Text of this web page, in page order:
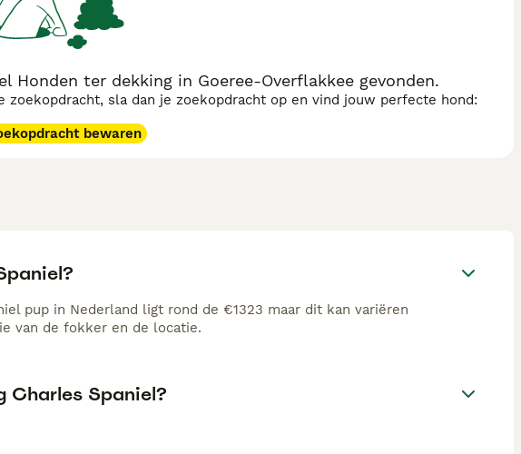
Honden ter dekking in Goeree-Overflakkee gevonden.
sla dan je zoekopdracht op en vind jouw perfecte hond:
bewaren
pup in Nederland ligt rond de €1323 maar dit kan variëren
van de fokker en de locatie.
Charles Spaniel?